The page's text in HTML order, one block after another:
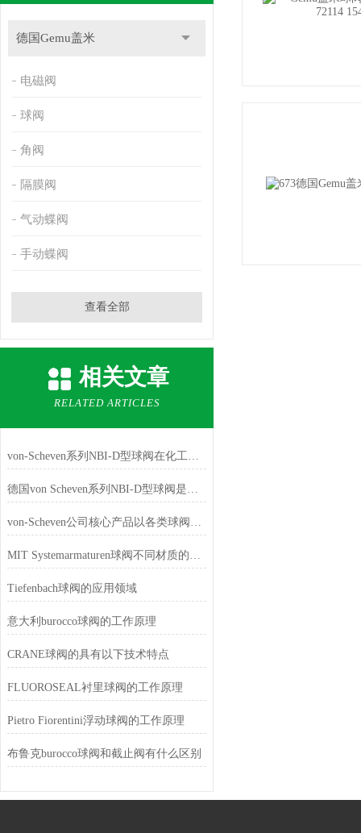
德国Gemu盖米
电磁阀
球阀
角阀
隔膜阀
气动蝶阀
手动蝶阀
查看全部
相关文章
RELATED ARTICLES
von-Scheven系列NBI-D型球阀在化工行业的应用
德国von Scheven系列NBI-D型球阀是一款具有高精度、高可靠性
von-Scheven公司核心产品以各类球阀为主
MIT Systemarmaturen球阀不同材质的应用
Tiefenbach球阀的应用领域
意大利burocco球阀的工作原理
CRANE球阀的具有以下技术特点
FLUOROSEAL衬里球阀的工作原理
Pietro Fiorentini浮动球阀的工作原理
布鲁克burocco球阀和截止阀有什么区别